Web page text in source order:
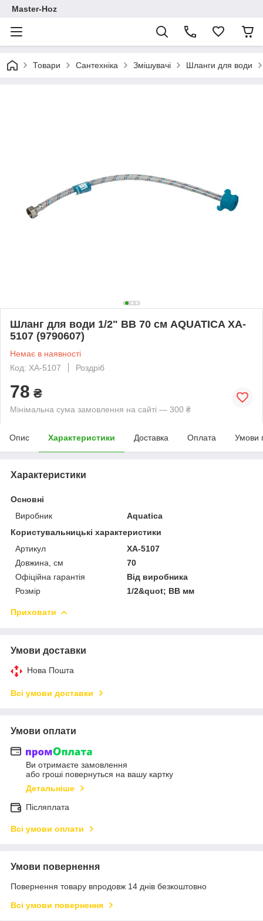
Master-Hoz
Товари Сантехніка Змішувачі Шланги для води
Шланг для води 1/2" ВВ 70 см AQUATICA XA-
5107 (9790607)
Немає в наявності
Код: XA-5107
Роздріб
78 ₴
Мінімальна сума замовлення на сайті — 300 ₴
Опис Характеристики Доставка Оплата Умови
Характеристики
Основні
Виробник
Aquatica
Користувальницькі характеристики
Артикул
XA-5107
Довжина, см
70
Офіційна гарантія
Від виробника
Розмір
1/2&quot; ВВ мм
Приховати
Умови доставки
Нова Пошта
Всі умови доставки
Умови оплати
Ви отримаєте замовлення
або гроші повернуться на вашу картку
Детальніше
Післяплата
Всі умови оплати
Умови повернення
Повернення товару впродовж 14 днів безкоштовно
Всі умови повернення